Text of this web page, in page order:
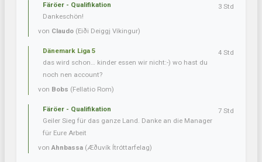
Färöer - Qualifikation
Dankeschön!
von Claudo (Eiði Deiggj Víkingur)
3 Std
Dänemark Liga 5
das wird schon… kinder essen wir nicht:-) wo hast du
noch nen account?
von Bobs (Fellatio Rom)
4 Std
Färöer - Qualifikation
Geiler Sieg für das ganze Land. Danke an die Manager
für Eure Arbeit
vonAhnbassa (Æðuvík Ítróttarfelag)
7 Std